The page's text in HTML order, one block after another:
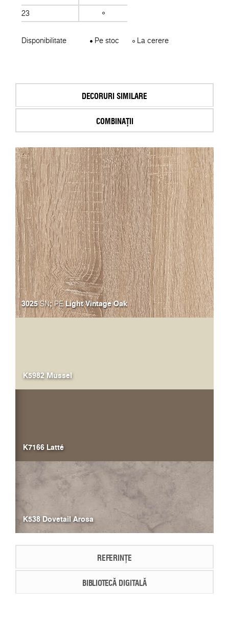
23
Disponibilitate Pe stoc La cerere
DECORURI SIMILARE
COMBINAȚII
3025SN; PELight Vintage Oak
K5982 Mussel
K7166 Latté
K538 Dovetail Arosa
REFERINȚE
BIBLIOTECĂ DIGITALĂ